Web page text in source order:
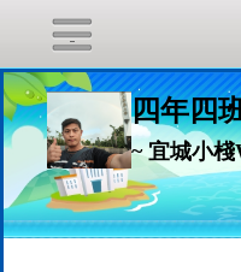
四年四
~ 宜城小棧